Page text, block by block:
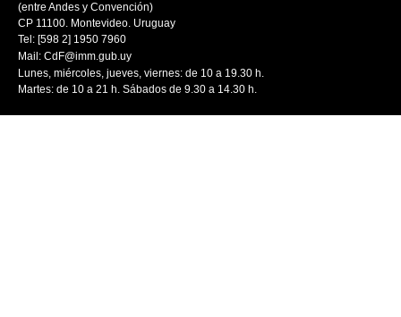
(entre Andes y Convención)
CP 11100. Montevideo. Uruguay
Tel: [598 2] 1950 7960
Mail: CdF@imm.gub.uy
Lunes, miércoles, jueves, viernes: de 10 a 19.30 h.
Martes: de 10 a 21 h. Sábados de 9.30 a 14.30 h.